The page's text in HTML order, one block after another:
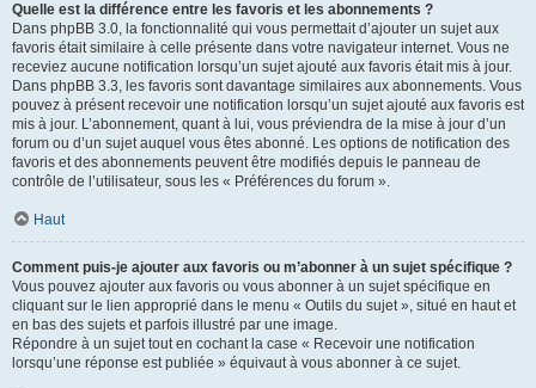
Quelle est la différence entre les favoris et les abonnements ?
Dans phpBB 3.0, la fonctionnalité qui vous permettait d’ajouter un sujet aux
favoris était similaire à celle présente dans votre navigateur internet. Vous ne
receviez aucune notification lorsqu’un sujet ajouté aux favoris était mis à jour.
Dans phpBB 3.3, les favoris sont davantage similaires aux abonnements. Vous
pouvez à présent recevoir une notification lorsqu’un sujet ajouté aux favoris est
mis à jour. L’abonnement, quant à lui, vous préviendra de la mise à jour d’un
forum ou d’un sujet auquel vous êtes abonné. Les options de notification des
favoris et des abonnements peuvent être modifiés depuis le panneau de
contrôle de l’utilisateur, sous les « Préférences du forum ».
Haut
Comment puis-je ajouter aux favoris ou m’abonner à un sujet spécifique ?
Vous pouvez ajouter aux favoris ou vous abonner à un sujet spécifique en
cliquant sur le lien approprié dans le menu « Outils du sujet », situé en haut et
en bas des sujets et parfois illustré par une image.
Répondre à un sujet tout en cochant la case « Recevoir une notification
lorsqu’une réponse est publiée » équivaut à vous abonner à ce sujet.